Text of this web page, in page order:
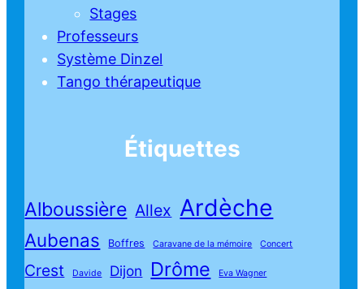
Stages
Professeurs
Système Dinzel
Tango thérapeutique
Étiquettes
Alboussière Allex Ardèche
Aubenas Boffres Caravane de la mémoire Concert
Crest Davide Dijon Drôme Eva Wagner